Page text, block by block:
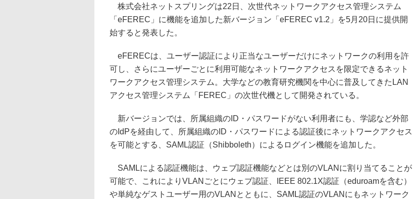
株式会社ネットスプリングは22日、次世代ネットワークアクセス管理システム
「eFEREC」に機能を追加した新バージョン「eFEREC v1.2」を5月20日に提供開
始すると発表した。
eFERECは、ユーザー認証により正当なユーザーだけにネットワークの利用を許
可し、さらにユーザーごとに利用可能なネットワークアクセスを限定できるネット
ワークアクセス管理システム。大学などの教育研究機関を中心に普及してきたLAN
アクセス管理システム「FEREC」の次世代機として開発されている。
新バージョンでは、所属組織のID・パスワードがない利用者にも、学認など外部
のIdPを経由して、所属組織のID・パスワードによる認証後にネットワークアクセス
を可能とする、SAML認証（Shibboleth）によるログイン機能を追加した。
SAMLによる認証機能は、ウェブ認証機能などとは別のVLANに割り当てることが
可能で、これによりVLANごとにウェブ認証、IEEE 802.1X認証（eduroamを含む）
や単純なゲストユーザー用のVLANとともに、SAML認証のVLANにもネットワーク